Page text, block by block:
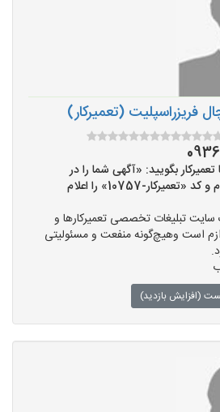
فریزراسپلیت (تعمیرکار)
بگویید: «آگهی شما را در
سایت نت تعمیر دیده ام و کد «تعمیرکار-10757» را اعلام
تبلیغات تخصصی تعمیرکارها و
است وهیچ‌گونه منفعت و مسئولیتی
(افزایش بازدید)